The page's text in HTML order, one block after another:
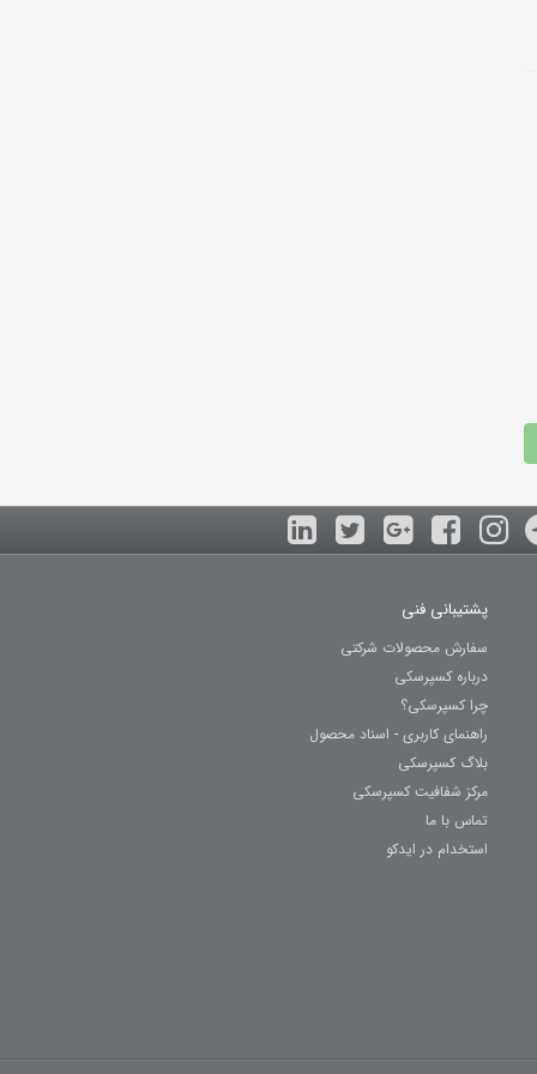
پشتیبانی فنی
سفارش محصولات شرکتی
درباره کسپرسکی
چرا کسپرسکی؟
راهنمای کاربری - اسناد محصول
بلاگ کسپرسکی
مرکز شفافیت کسپرسکی
تماس با ما
استخدام در ایدکو